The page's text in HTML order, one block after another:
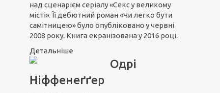
над сценарієм серіалу «Секс у великому
місті». Її дебютний роман «Чи легко бути
самітницею» було опубліковано у червні
2008 року. Книга екранізована у 2016 році.
Детальніше
Одрі
Ніффенеґґер